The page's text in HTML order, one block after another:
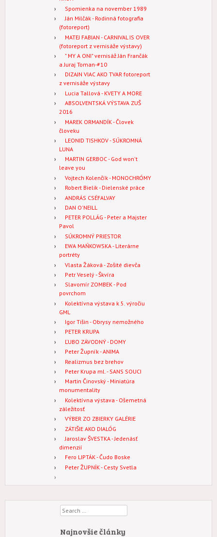
Spomienka na november 1989
Ján Milčák - Rodinná fotografia
(fotoreport)
MATEJ FABIAN - CARNIVAL IS OVER
(fotoreport z vernisáže výstavy)
" MY A ONI" vernisáž Ján Frančák
a Juraj Toman-#10
DIZAJN VIAC AKO TVAR fotoreport
z vernisáže výstavy
Lucia Tallová - KVETY A MORE
ABSOLVENTSKÁ VÝSTAVA ZUŠ
2016
MAREK ORMANDÍK - Človek
človeku
LEONID TISHKOV - SÚKROMNÁ
LUNA
MARTIN GERBOC - God won't
leave you
Vojtech Kolenčík - MONOCHRÓMY
Robert Bielik - Dielenské práce
ANDRÁS CSÉFALVAY
DAN O'NEILL
PETER POLLÁG - Peter a Majster
Pavol
SÚKROMNÝ PRIESTOR
EWA MAŃKOWSKA - Literárne
portréty
Vlasta Žáková - Zošité dievča
Petr Veselý - Škvíra
Slavomír ZOMBEK - Pod
povrchom
Kolektívna výstava k 5. výročiu
GML
Igor Tišin - Obrysy nemožného
PETER KRUPA
ĽUBO ZÁVODNÝ - DOMY
Peter Župník - ANIMA
Realizmus bez brehov
Peter Krupa ml. - SANS SOUCI
Martin Činovský - Miniatúra
monumentality
Kolektívna výstava - Ošemetná
záležitosť
VÝBER ZO ZBIERKY GALÉRIE
ZÁTIŠIE AKO DIALÓG
Jaroslav ŠVESTKA - Jedenásť
dimenzií
Fero LIPTÁK - Čudo Boske
Peter ŽUPNÍK - Cesty Svetla
Search
Najnovšie články